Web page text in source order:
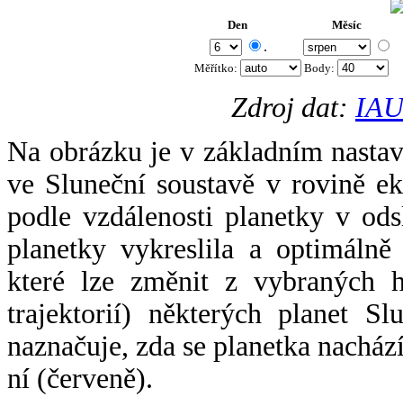
Den Měsíc
.
Měřítko: Body:
Zdroj dat:
Na obrázku je v základním
ve Sluneční soustavě v rovině
podle vzdálenosti planetky v
planetky vykreslila a
které lze změnit z vybraných
trajektorií) některých planet
naznačuje, zda se planetka
ní (červeně).